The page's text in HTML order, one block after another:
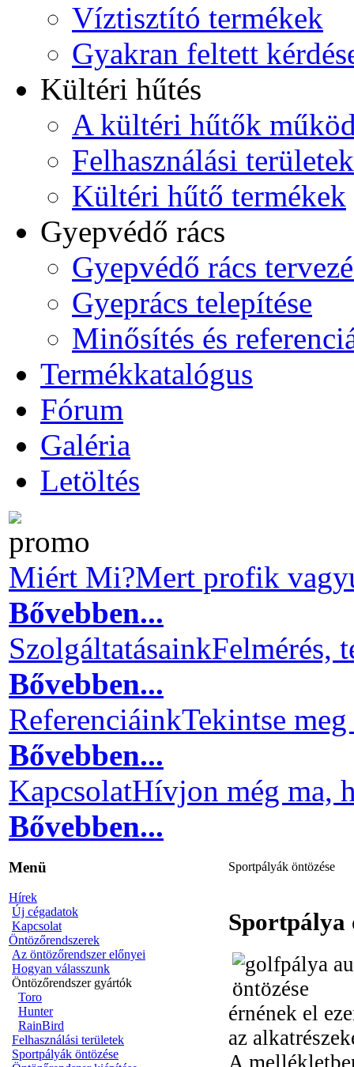
Víztisztító termékek
Gyakran feltett
Kültéri hűtés
A kültéri hűtők
Felhasználási területek
Kültéri hűtő termékek
Gyepvédő rács
Gyepvédő rács
Gyeprács telepítése
Minősítés és
Termékkatalógus
Fórum
Galéria
Letöltés
Miért Mi?Mert profik
Bővebben...
SzolgáltatásainkFelmérés,
Bővebben...
ReferenciáinkTekintse
Bővebben...
KapcsolatHívjon még ma,
Bővebben...
Menü
Hírek
Új cégadatok
Kapcsolat
Öntözőrendszerek
Az öntözőrendszer előnyei
Hogyan válasszunk
Öntözőrendszer gyártók
Toro
Hunter
RainBird
Felhasználási területek
Sportpályák öntözése
Sportpályák öntözése
Sportpálya
érnének el
az
A